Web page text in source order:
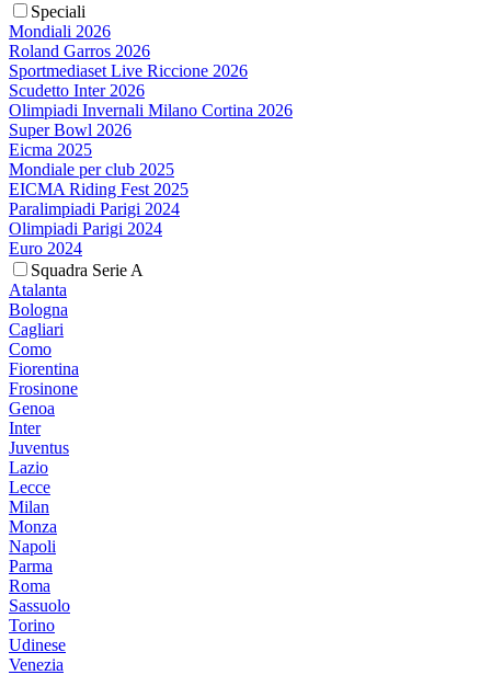
Speciali
Mondiali 2026
Roland Garros 2026
Sportmediaset Live Riccione 2026
Scudetto Inter 2026
Olimpiadi Invernali Milano Cortina 2026
Super Bowl 2026
Eicma 2025
Mondiale per club 2025
EICMA Riding Fest 2025
Paralimpiadi Parigi 2024
Olimpiadi Parigi 2024
Euro 2024
Squadra Serie A
Atalanta
Bologna
Cagliari
Como
Fiorentina
Frosinone
Genoa
Inter
Juventus
Lazio
Lecce
Milan
Monza
Napoli
Parma
Roma
Sassuolo
Torino
Udinese
Venezia